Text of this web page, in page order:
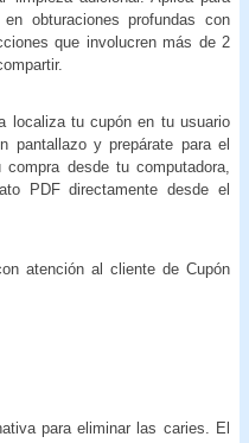
obturaciones profundas con
que involucren más de 2
localiza tu cupón en tu usuario
pantallazo y prepárate para el
desde tu computadora,
PDF directamente desde el
atención al cliente de Cupón
para eliminar las caries. El